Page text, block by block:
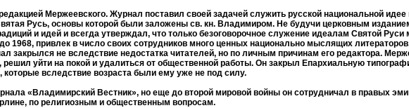
Мержеевского. Журнал поставил своей задачей служить русской национальной идее
Русь, основы которой были заложены св. кн. Владимиром. Не будучи церковным
и идей и всегда утверждал, что только безоговорочное служение идеалам Святой Руси
1968, привлек в число своих сотрудников много ценных национально мыслящих
закрылся не вследствие недостатка читателей, но по личным причинам его редактора.
решил уйти на покой и удалиться от общественной работы. Он закрыл Епархиальную
вследствие возраста были ему уже не под силу.
«Владимирский Вестник», но еще до второй мировой войны он сотрудничал в правых
по религиозным и общественным вопросам.